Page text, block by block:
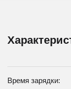
Время зарядки: